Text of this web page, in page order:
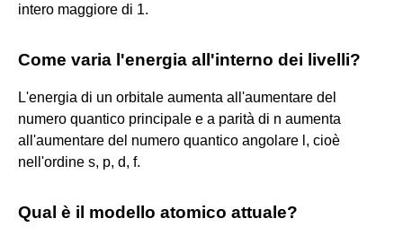
intero maggiore di 1.
Come varia l'energia all'interno dei livelli?
L'energia di un orbitale aumenta all'aumentare del
numero quantico principale e a parità di n aumenta
all'aumentare del numero quantico angolare l, cioè
nell'ordine s, p, d, f.
Qual è il modello atomico attuale?